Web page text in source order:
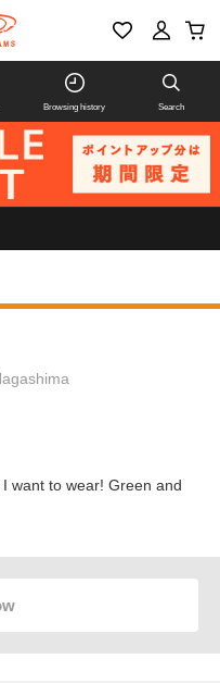
Browsing history Search
want to wear! Green and